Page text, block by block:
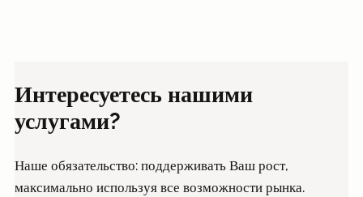
Интересуетесь нашими
услугами?
Наше обязательство: поддерживать Ваш рост,
максимально используя все возможности рынка.